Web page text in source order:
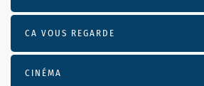
CA VOUS REGARDE
CINÉMA